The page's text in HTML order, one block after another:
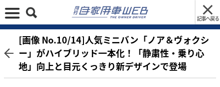
記事へ戻る
[画像 No.10/14]人気ミニバン「ノア＆ヴォクシ
ー」がハイブリッド一本化！「静粛性・乗り心
地」向上と目元くっきり新デザインで登場